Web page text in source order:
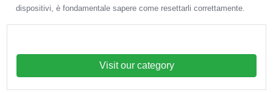
dispositivi, è fondamentale sapere come resettarli correttamente.
Visit our category